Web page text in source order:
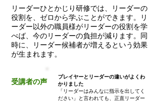
リーダーひとかじり研修では、リーダーの
役割を、ゼロから学ぶことができます。リ
ーダー以外の職員様がリーダーの役割を学
べば、今のリーダーの負担が減ります。同
時に、リーダー候補者が増えるという効果
が生まれます。
受講者の声
プレイヤーとリーダーの違いがよくわ
かりました
「リーダーはみんなに指示を出してく
ださい」と言われても、正直リーダー